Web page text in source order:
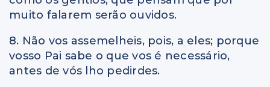
muito falarem serão ouvidos.
8. Não vos assemelheis, pois, a eles; porque
vosso Pai sabe o que vos é necessário,
antes de vós lho pedirdes.